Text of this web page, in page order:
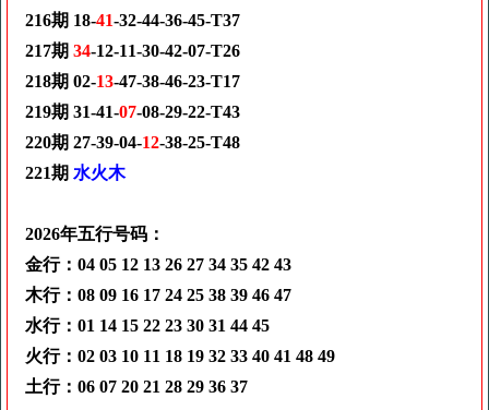
216期 18-41-32-44-36-45-T37
217期 34-12-11-30-42-07-T26
218期 02-13-47-38-46-23-T17
219期 31-41-07-08-29-22-T43
220期 27-39-04-12-38-25-T48
221期 水火木
2026年五行号码：
金行：04 05 12 13 26 27 34 35 42 43
木行：08 09 16 17 24 25 38 39 46 47
水行：01 14 15 22 23 30 31 44 45
火行：02 03 10 11 18 19 32 33 40 41 48 49
土行：06 07 20 21 28 29 36 37